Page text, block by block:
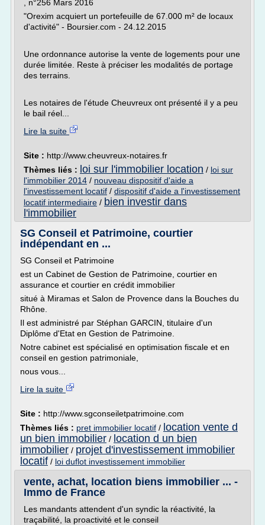
, n°256 Mars 2016
"Orexim acquiert un portefeuille de 67.000 m² de locaux
d'activité" - Boursier.com - 24.12.2015
Une ordonnance autorise la vente de logements pour une
durée limitée. Reste à préciser les modalités de portage
des terrains.
Les notaires de l'étude Cheuvreux ont présenté il y a peu
le bail réel...
Lire la suite
Site : http://www.cheuvreux-notaires.fr
Thèmes liés : loi sur l'immobilier location / loi sur
l'immobilier 2014 / nouveau dispositif d'aide a
l'investissement locatif / dispositif d'aide a l'investissement
locatif intermediaire / bien investir dans
l'immobilier
SG Conseil et Patrimoine, courtier
indépendant en ...
SG Conseil et Patrimoine
est un Cabinet de Gestion de Patrimoine, courtier en
assurance et courtier en crédit immobilier
situé à Miramas et Salon de Provence dans la Bouches du
Rhône.
Il est administré par Stéphan GARCIN, titulaire d'un
Diplôme d'Etat en Gestion de Patrimoine.
Notre cabinet est spécialisé en optimisation fiscale et en
conseil en gestion patrimoniale,
nous vous...
Lire la suite
Site : http://www.sgconseiletpatrimoine.com
Thèmes liés : pret immobilier locatif / location vente d
un bien immobilier / location d un bien
immobilier / projet d'investissement immobilier
locatif / loi duflot investissement immobilier
vente, achat, location biens immobilier ... -
Immo de France
Les mandants attendent d'un syndic la réactivité, la
traçabilité, la proactivité et le conseil